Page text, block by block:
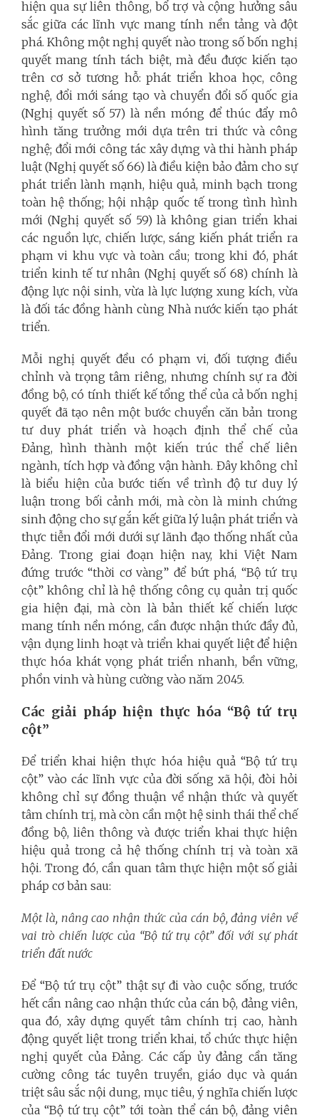
hiện qua sự liên thông, bổ trợ và cộng hưởng sâu
sắc giữa các lĩnh vực mang tính nền tảng và đột
phá. Không một nghị quyết nào trong số bốn nghị
quyết mang tính tách biệt, mà đều được kiến tạo
trên cơ sở tương hỗ: phát triển khoa học, công
nghệ, đổi mới sáng tạo và chuyển đổi số quốc gia
(Nghị quyết số 57) là nền móng để thúc đẩy mô
hình tăng trưởng mới dựa trên tri thức và công
nghệ; đổi mới công tác xây dựng và thi hành pháp
luật (Nghị quyết số 66) là điều kiện bảo đảm cho sự
phát triển lành mạnh, hiệu quả, minh bạch trong
toàn hệ thống; hội nhập quốc tế trong tình hình
mới (Nghị quyết số 59) là không gian triển khai
các nguồn lực, chiến lược, sáng kiến phát triển ra
phạm vi khu vực và toàn cầu; trong khi đó, phát
triển kinh tế tư nhân (Nghị quyết số 68) chính là
động lực nội sinh, vừa là lực lượng xung kích, vừa
là đối tác đồng hành cùng Nhà nước kiến tạo phát
triển.
Mỗi nghị quyết đều có phạm vi, đối tượng điều
chỉnh và trọng tâm riêng, nhưng chính sự ra đời
đồng bộ, có tính thiết kế tổng thể của cả bốn nghị
quyết đã tạo nên một bước chuyển căn bản trong
tư duy phát triển và hoạch định thể chế của
Đảng, hình thành một kiến trúc thể chế liên
ngành, tích hợp và đồng vận hành. Đây không chỉ
là biểu hiện của bước tiến về trình độ tư duy lý
luận trong bối cảnh mới, mà còn là minh chứng
sinh động cho sự gắn kết giữa lý luận phát triển và
thực tiễn đổi mới dưới sự lãnh đạo thống nhất của
Đảng. Trong giai đoạn hiện nay, khi Việt Nam
đứng trước “thời cơ vàng” để bứt phá, “Bộ tứ trụ
cột” không chỉ là hệ thống công cụ quản trị quốc
gia hiện đại, mà còn là bản thiết kế chiến lược
mang tính nền móng, cần được nhận thức đầy đủ,
vận dụng linh hoạt và triển khai quyết liệt để hiện
thực hóa khát vọng phát triển nhanh, bền vững,
phồn vinh và hùng cường vào năm 2045.
Các giải pháp hiện thực hóa “Bộ tứ trụ
cột”
Để triển khai hiện thực hóa hiệu quả “Bộ tứ trụ
cột” vào các lĩnh vực của đời sống xã hội, đòi hỏi
không chỉ sự đồng thuận về nhận thức và quyết
tâm chính trị, mà còn cần một hệ sinh thái thể chế
đồng bộ, liên thông và được triển khai thực hiện
hiệu quả trong cả hệ thống chính trị và toàn xã
hội. Trong đó, cần quan tâm thực hiện một số giải
pháp cơ bản sau:
Một là, nâng cao nhận thức của cán bộ, đảng viên về
vai trò chiến lược của “Bộ tứ trụ cột” đối với sự phát
triển đất nước
Để “Bộ tứ trụ cột” thật sự đi vào cuộc sống, trước
hết cần nâng cao nhận thức của cán bộ, đảng viên,
qua đó, xây dựng quyết tâm chính trị cao, hành
động quyết liệt trong triển khai, tổ chức thực hiện
nghị quyết của Đảng. Các cấp ủy đảng cần tăng
cường công tác tuyên truyền, giáo dục và quán
triệt sâu sắc nội dung, mục tiêu, ý nghĩa chiến lược
của “Bộ tứ trụ cột” tới toàn thể cán bộ, đảng viên